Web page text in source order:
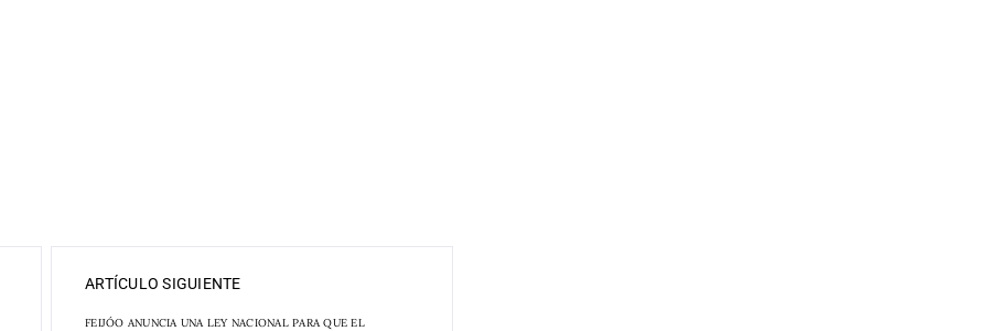
ARTÍCULO SIGUIENTE
FEIJÓO ANUNCIA UNA LEY NACIONAL PARA QUE EL